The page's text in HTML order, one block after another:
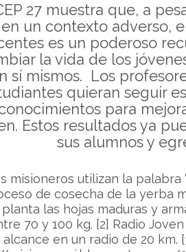
27 muestra que, a
en un contexto adverso,
es un poderoso
la vida de los
sí mismos. Los
quieran seguir
para
Estos resultados ya
sus alumnos y
misioneros utilizan la palabra
de cosecha de la yerba
las hojas maduras y
70 y 100 kg. [2] Radio
en un radio de 20 km.